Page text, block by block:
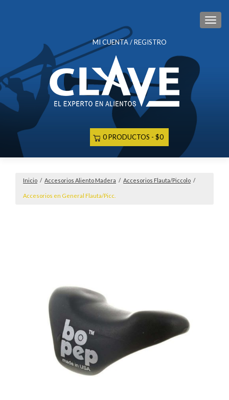
MI CUENTA / REGISTRO
0 PRODUCTOS $0
Inicio / Accesorios Aliento Madera / Accesorios Flauta/Piccolo /
Accesorios en General Flauta/Picc.